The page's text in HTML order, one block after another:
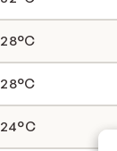
28°C
28°C
24°C